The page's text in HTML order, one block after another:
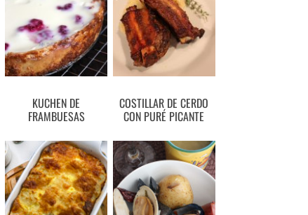
KUCHEN DE
FRAMBUESAS
COSTILLAR DE CERDO
CON PURÉ PICANTE